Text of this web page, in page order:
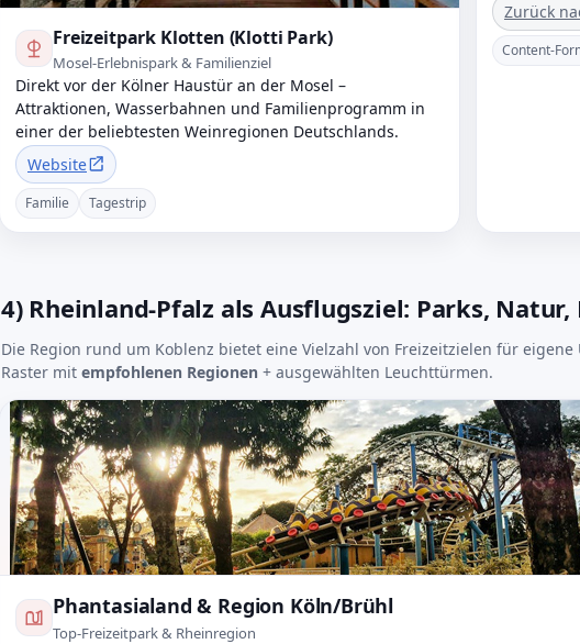
Freizeitpark Klotten (Klotti Park)
Mosel-Erlebnispark & Familienziel
Direkt vor der Kölner Haustür an der Mosel –
Attraktionen, Wasserbahnen und Familienprogramm in
einer der beliebtesten Weinregionen Deutschlands.
Website
Familie Tagestrip
Zurück
Content-
4) Rheinland-Pfalz als Ausflugsziel: Parks, Natur,
Die Region rund um Koblenz bietet eine Vielzahl von Freizeitzielen für
Raster mit empfohlenen Regionen + ausgewählten Leuchttürmen.
Phantasialand & Region Köln/Brühl
Top-Freizeitpark & Rheinregion